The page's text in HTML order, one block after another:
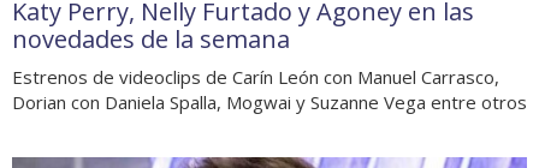
Katy Perry, Nelly Furtado y Agoney en las
novedades de la semana
Estrenos de videoclips de Carín León con Manuel Carrasco,
Dorian con Daniela Spalla, Mogwai y Suzanne Vega entre otros